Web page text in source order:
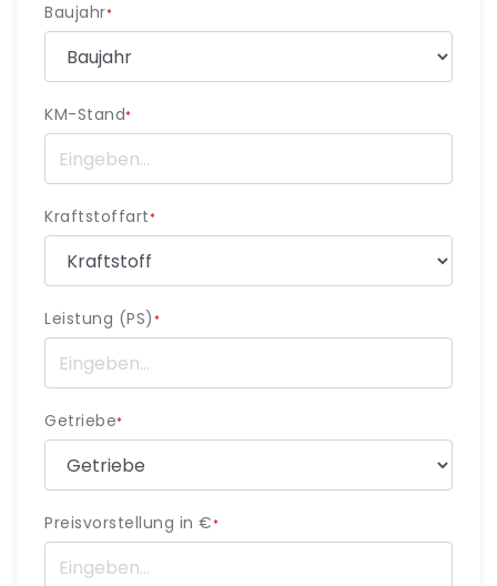
Baujahr*
KM-Stand*
Kraftstoffart*
Leistung (PS) *
Getriebe*
Preisvorstellung in €*